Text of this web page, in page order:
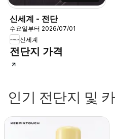
신세계 - 전단
수요일부터 2026/07/01
신세계
전단지 가격
인기 전단지 및